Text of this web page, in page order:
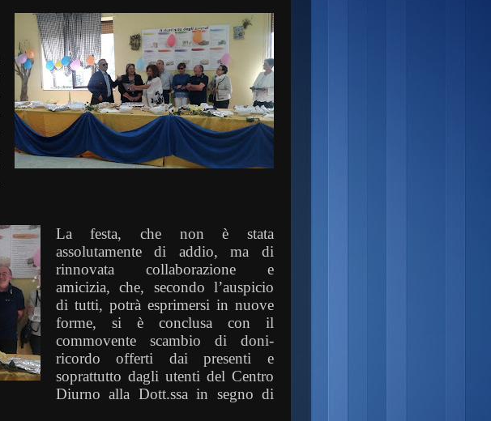
La festa, che non è stata
assolutamente di addio, ma di
rinnovata collaborazione e
amicizia, che, secondo l’auspicio
di tutti, potrà esprimersi in nuove
forme, si è conclusa con il
commovente scambio di doni-
ricordo offerti dai presenti e
soprattutto dagli utenti del Centro
Diurno alla Dott.ssa in segno di